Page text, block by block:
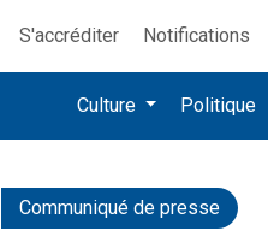
S'accréditer Notifications
Culture Politique
Communiqué de presse